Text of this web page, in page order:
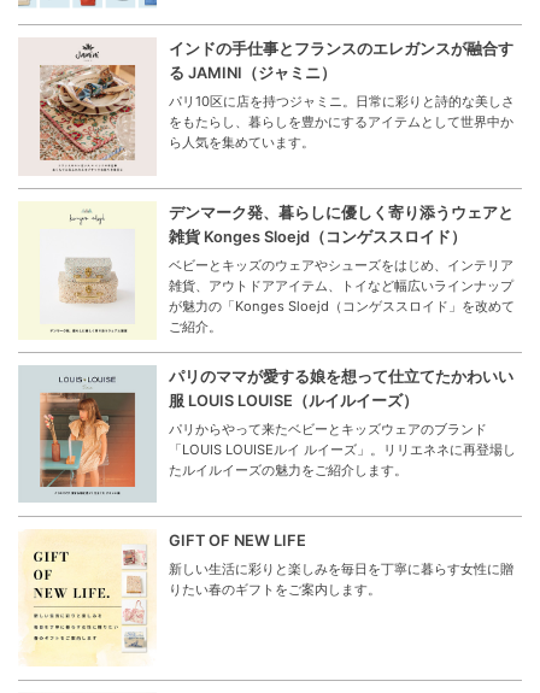
インドの手仕事とフランスのエレガンスが融合す
る JAMINI（ジャミニ）
パリ10区に店を持つジャミニ。日常に彩りと詩的な美しさ
をもたらし、暮らしを豊かにするアイテムとして世界中か
ら人気を集めています。
デンマーク発、暮らしに優しく寄り添うウェアと
雑貨 Konges Sloejd（コンゲススロイド）
ベビーとキッズのウェアやシューズをはじめ、インテリア
雑貨、アウトドアアイテム、トイなど幅広いラインナップ
が魅力の「Konges Sloejd（コンゲススロイド」を改めて
ご紹介。
パリのママが愛する娘を想って仕立てたかわいい
服 LOUIS LOUISE（ルイルイーズ）
パリからやって来たベビーとキッズウェアのブランド
「LOUIS LOUISEルイ ルイーズ」。リリエネネに再登場し
たルイルイーズの魅力をご紹介します。
GIFT OF NEW LIFE
新しい生活に彩りと楽しみを毎日を丁寧に暮らす女性に贈
りたい春のギフトをご案内します。